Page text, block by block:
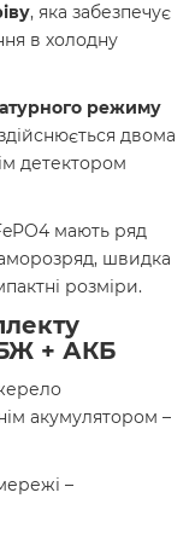
, яка забезпечує
в холодну
режиму
двома
детектором
мають ряд
швидка
розміри.
+ АКБ
акумулятором –
–